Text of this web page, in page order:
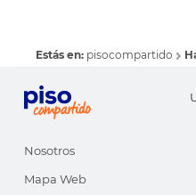
Estás en: pisocompartido
Nosotros
Mapa Web